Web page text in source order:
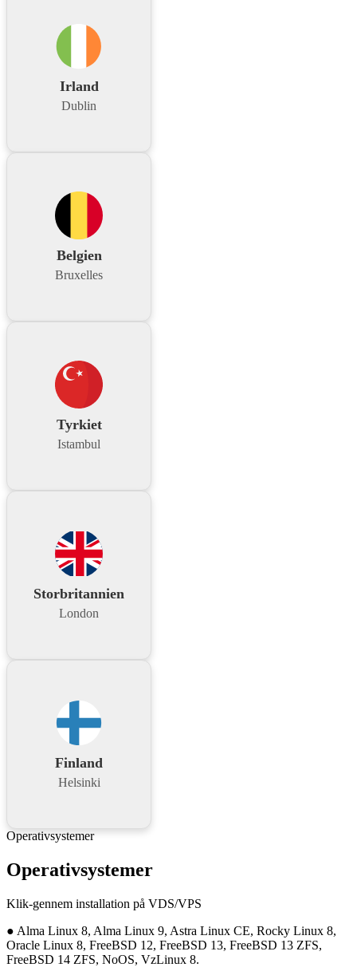
Irland
Dublin
Belgien
Bruxelles
Tyrkiet
Istambul
Storbritannien
London
Finland
Helsinki
Operativsystemer
Operativsystemer
Klik-gennem installation på VDS/VPS
● Alma Linux 8, Alma Linux 9, Astra Linux CE, Rocky Linux 8,
Oracle Linux 8, FreeBSD 12, FreeBSD 13, FreeBSD 13 ZFS,
FreeBSD 14 ZFS, NoOS, VzLinux 8.